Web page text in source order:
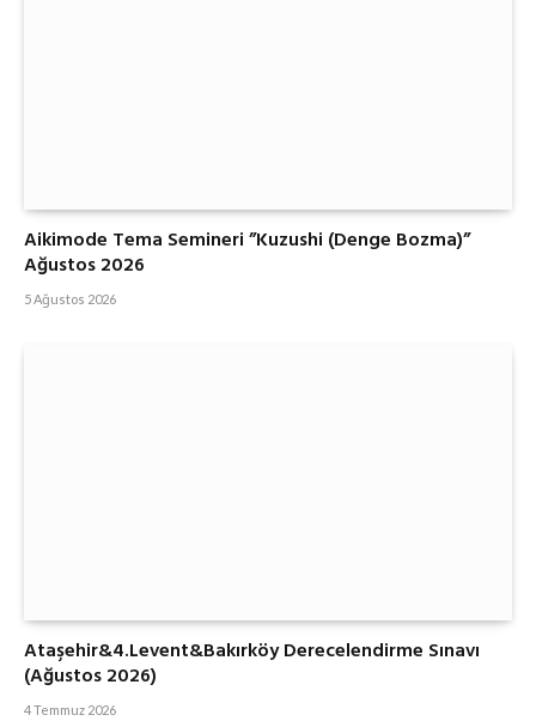
Aikimode Tema Semineri ”Kuzushi (Denge Bozma)”
Ağustos 2026
5 Ağustos 2026
Ataşehir&4.Levent&Bakırköy Derecelendirme Sınavı
(Ağustos 2026)
4 Temmuz 2026